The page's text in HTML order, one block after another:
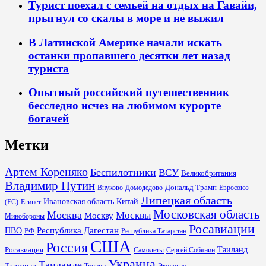
Турист поехал с семьей на отдых на Гавайи,
прыгнул со скалы в море и не выжил
В Латинской Америке начали искать
останки пропавшего десятки лет назад
туриста
Опытный российский путешественник
бесследно исчез на любимом курорте
богачей
Метки
Артем Кореняко Беспилотники ВСУ Великобритания
Владимир Путин Внуково Домодедово Дональд Трамп Евросоюз
(ЕС) Египет Ивановская область Китай Липецкая область
Минобороны Москва Москву Москвы Московская область
ПВО РФ Республика Дагестан Республика Татарстан Росавиации
Росавиация РоссияСША Самолеты Сергей Собянин Таиланд